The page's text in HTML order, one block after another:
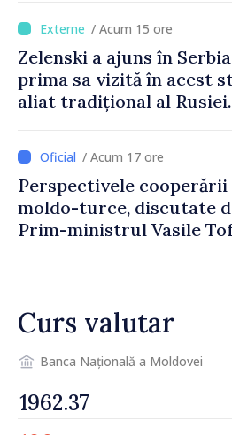
exporturi
/ Acum 15 ore
Zelenski a ajuns în
prima sa vizită în acest
aliat tradițional al Rusiei
/ Acum 17 ore
Perspectivele cooperării
moldo-turce, discutate
Prim-ministrul Vasile
Curs valutar
Banca Națională a Moldovei